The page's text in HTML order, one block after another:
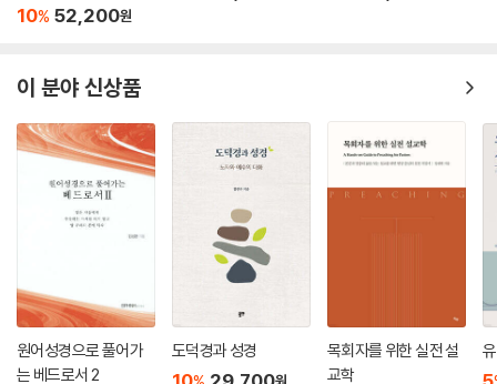
10% 52,200원
이 분야 신상품
원어성경으로 풀어가
는 베드로서 2
도덕경과 성경
목회자를 위한 실전 설
교학